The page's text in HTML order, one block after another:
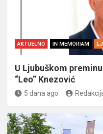
AKTUELNO IN MEMORIAM
U Ljubuškom
“Leo” Knezović
5 dana ago